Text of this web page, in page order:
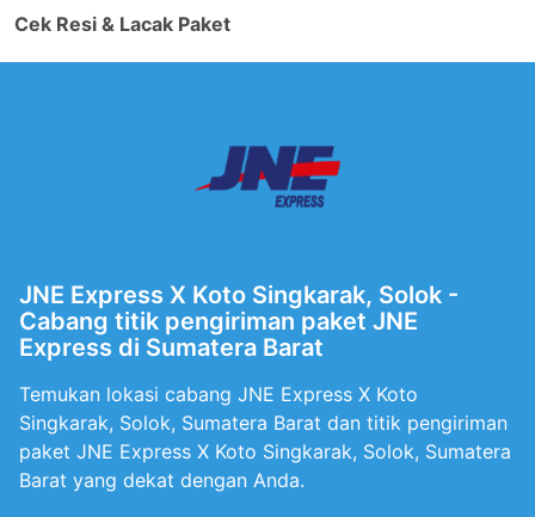
Cek Resi & Lacak Paket
JNE Express X Koto Singkarak, Solok -
Cabang titik pengiriman paket JNE
Express di Sumatera Barat
Temukan lokasi cabang JNE Express X Koto
Singkarak, Solok, Sumatera Barat dan titik pengiriman
paket JNE Express X Koto Singkarak, Solok, Sumatera
Barat yang dekat dengan Anda.